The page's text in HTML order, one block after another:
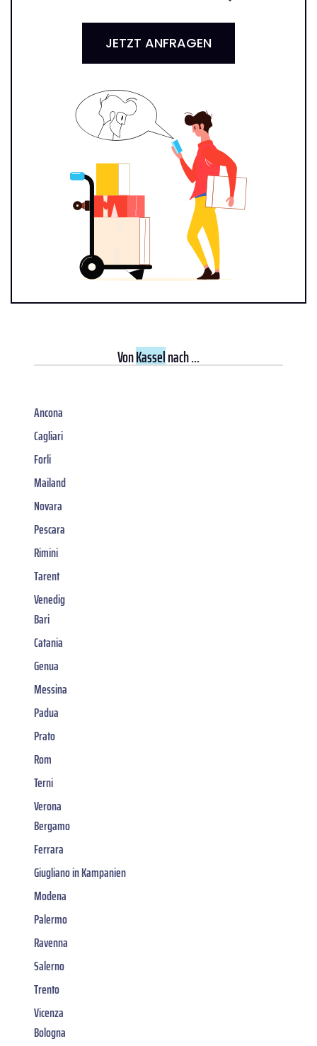
JETZT ANFRAGEN
VonKasselnach ...
Ancona
Cagliari
Forli
Mailand
Novara
Pescara
Rimini
Tarent
Venedig
Bari
Catania
Genua
Messina
Padua
Prato
Rom
Terni
Verona
Bergamo
Ferrara
Giugliano in Kampanien
Modena
Palermo
Ravenna
Salerno
Trento
Vicenza
Bologna